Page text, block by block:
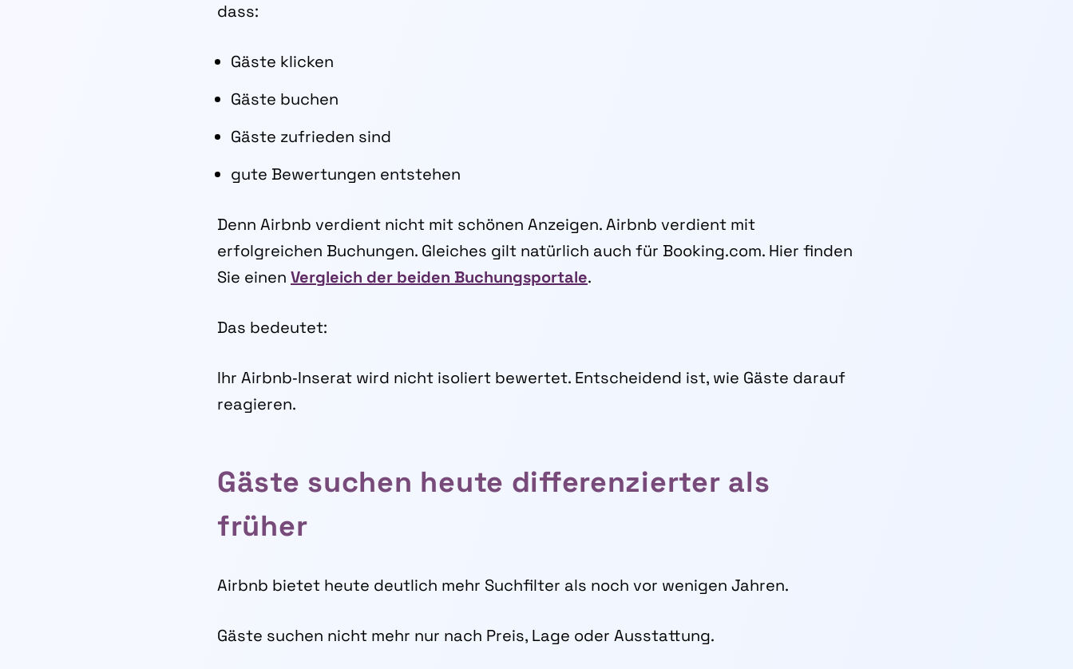
dass:
Gäste klicken
Gäste buchen
Gäste zufrieden sind
gute Bewertungen entstehen
Denn Airbnb verdient nicht mit schönen Anzeigen. Airbnb verdient mit
erfolgreichen Buchungen. Gleiches gilt natürlich auch für Booking.com. Hier finden
Sie einen Vergleich der beiden Buchungsportale.
Das bedeutet:
Ihr Airbnb‑Inserat wird nicht isoliert bewertet. Entscheidend ist, wie Gäste darauf
reagieren.
Gäste suchen heute differenzierter als
früher
Airbnb bietet heute deutlich mehr Suchfilter als noch vor wenigen Jahren.
Gäste suchen nicht mehr nur nach Preis, Lage oder Ausstattung.